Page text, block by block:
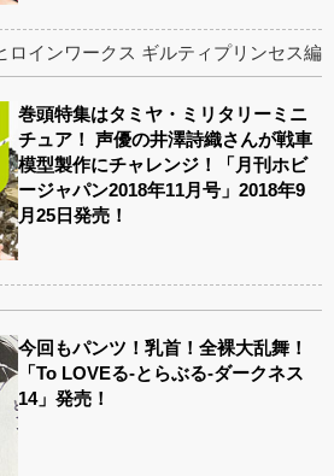
ロインワークス ギルティプリンセス編
巻頭特集はタミヤ・ミリタリーミニ
チュア！ 声優の井澤詩織さんが戦車
模型製作にチャレンジ！「月刊ホビ
ージャパン2018年11月号」2018年9
月25日発売！
今回もパンツ！乳首！全裸大乱舞！
「To LOVEる-とらぶる-ダークネス
14」発売！